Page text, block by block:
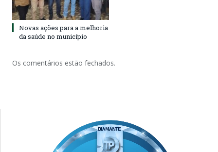
Novas ações para a melhoria
da saúde no município
Os comentários estão fechados.